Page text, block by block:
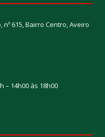
615, Bairro Centro, Aveiro
– 14h00 às 18h00